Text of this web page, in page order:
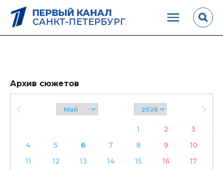
ПЕРВЫЙ КАНАЛ
САНКТ-ПЕТЕРБУРГ
Архив сюжетов
1 2
3
4
5 6 7 8 9
10
11
12 13 14 15 16
17